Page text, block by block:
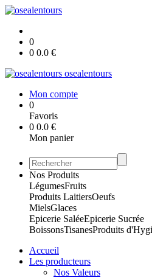
0
0 0.0 €
osealentours
Mon compte
0
Favoris
0 0.0 €
Mon panier
Nos Produits
LégumesFruits
Produits LaitiersOeufs
MielsGlaces
Epicerie SaléeEpicerie Sucrée
BoissonsTisanesProduits
Accueil
Les producteurs
Nos Valeurs